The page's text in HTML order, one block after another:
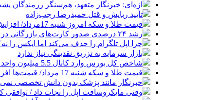
اژه‌ای: خبرنگار متعهد، هم‌سنگر رزمندگان
تأیید ربایش و قتل حمیدرضا رجب‌زاده
قیمت طلا و سکه امروز شنبه 17مرداد/ افزایش همه قیمت ها + جدول و جزئیات
رشد ۲۴ درصدی صدور کارت‌های بازرگانی در گرگان
چرا اپل تلگرام را حذف می‌کند اما ایکس را
بازار سرمایه به تزریق نقدینگی نیاز ندارد
شاخص کل بورس وارد کانال 5.5 میلیون واحد شد
قیمت طلا و سکه شنبه 17 مرداد/ قیمت‌ها افزایشی
خبرنگار مانند پزشک بدون دانش تخصصی
وقتی مایکروسافت اپل را نجات داد /